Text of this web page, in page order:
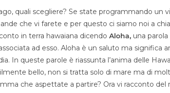
quali scegliere? Se state programmando un
che vi farete e per questo ci siamo noi a
in terra hawaiana dicendo Aloha,una parola
ad esso. Aloha è un saluto ma significa
In queste parole è riassunta l’anima delle
bello, non si tratta solo di mare ma di
che aspettate a partire? Ora vi racconto del